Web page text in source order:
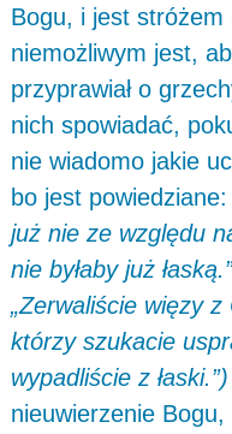
Bogu, i jest
niemożliwym jest,
przyprawiał o
nich spowiadać,
nie wiadomo jakie
bo jest powiedziane:
już nie ze względu
nie byłaby już
„Zerwaliście więzy
którzy szukacie
wypadliście z łaski.”)
nieuwierzenie